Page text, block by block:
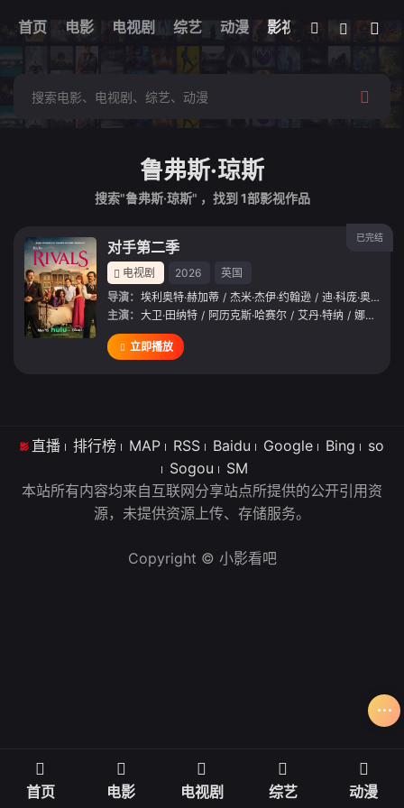
首页 电影 电视剧 综艺 动漫 影视
全部影片
我的观影记录
鲁弗斯·琼斯
搜索"鲁弗斯·琼斯" ，找到 1部影视作品
已完结
对手第二季
电视剧 2026
英国
导演： 埃利奥特·赫加蒂 / 杰米·杰伊·约翰逊 / 迪·科庞·奥莱利
主演： 大卫·田纳特 / 阿历克斯·哈赛尔 / 艾丹·特纳 / 娜菲萨·威廉姆斯
立即播放
直播 排行榜 MAP RSS Baidu Google Bing
so
Sogou
SM
本站所有内容均来自互联网分享站点所提供的公开引用资
源，未提供资源上传、存储服务。
Copyright © 小影看吧
首页 电影 电视剧 综艺 动漫